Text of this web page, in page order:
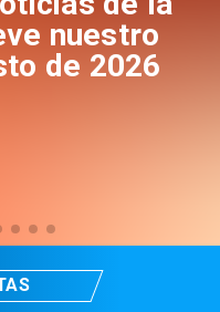
nuestro
de 2026